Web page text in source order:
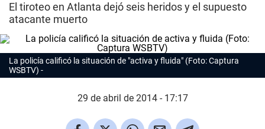
El tiroteo en Atlanta dejó seis heridos y el supuesto
atacante muerto
La policía calificó la situación de "activa y fluida" (Foto: Captura
WSBTV)
29 de abril de 2014 - 17:17